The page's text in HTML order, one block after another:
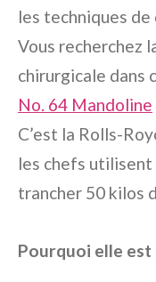
les techniques de
Vous recherchez
chirurgicale dans
No. 64 Mandoline
C’est la Rolls-
les chefs utilisent
trancher 50 kilos
Pourquoi elle est